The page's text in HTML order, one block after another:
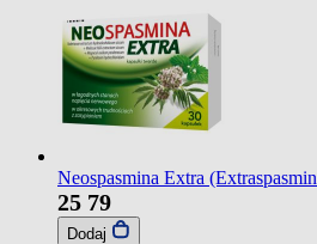
Neospasmina Extra
25 79
Dodaj